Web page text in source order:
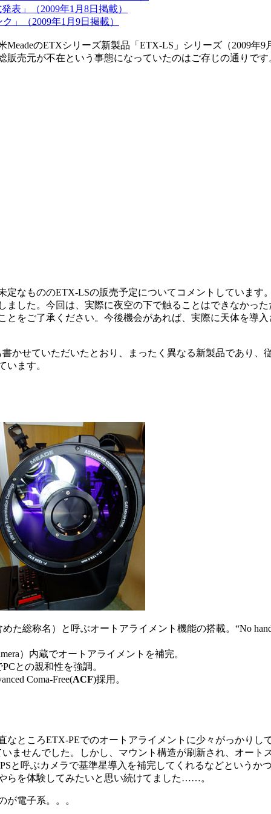
表」（2009年1月8日掲載）
」（2009年1月9日掲載）
のETXシリーズ新製品「ETX-LS」シリーズ（2009年
販売元が不在という事態になっていたのはご存じの通りです
定なもののETX-LSの販売予定についてコメントしています
ました。今回は、実際に夜空の下で触ることはできなかっ
とをご了承ください。今後機会があれば、実際に天体を導
せていただいたとおり、まったく異なる新製品であり、
います。
た総称名）と呼ぶオートアライメント機能の搭載。“No
）内蔵でオートアライメントを補完。
との親和性を強調。
Coma-Free(ACF)採用。
ところETX-PEでのオートアライメントに少々がっかりし
ませんでした。しかし、マウント構造が刷新され、オート
と呼ぶカメラで基準星導入を補完してくれるなどという
らを体験してみたいと思い続けてました……。
電子系。。。